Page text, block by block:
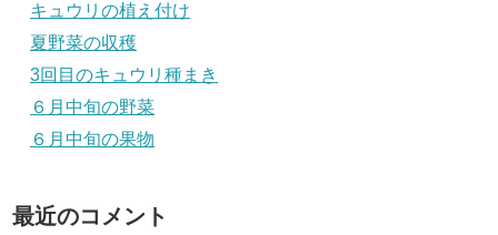
キュウリの植え付け
夏野菜の収穫
3回目のキュウリ種まき
６月中旬の野菜
６月中旬の果物
最近のコメント